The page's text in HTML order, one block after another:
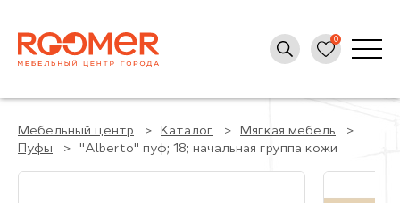
Мебельный центр Каталог
Мягкая мебель
Пуфы
"Alberto" пуф; 18; начальная группа кожи